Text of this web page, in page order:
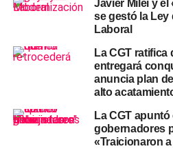
la mesa no sólo reclamos
también la estrategia de
Medida de fuerza
reclamos y
Javier Milei y
se gestó la Ley
Laboral
La CGT
entregará
anuncia plan
alto
La CGT
gobernadores
«Traicionaron